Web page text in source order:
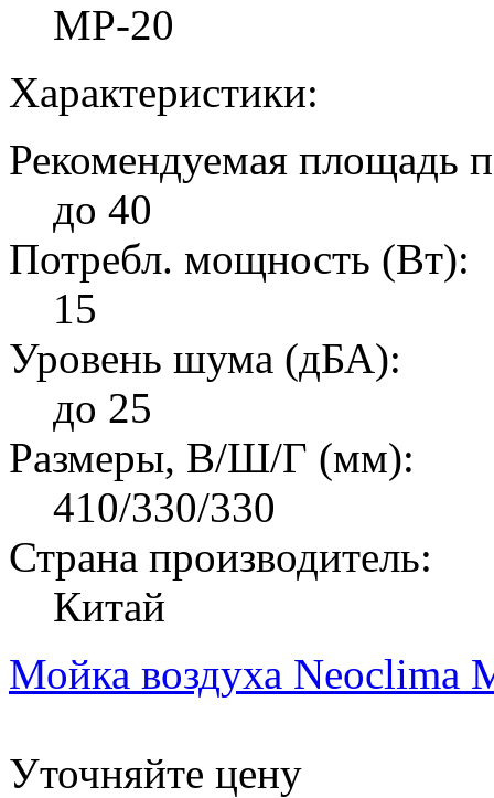
MP-20
Характеристики:
Рекомендуемая площадь
до 40
Потребл. мощность (Вт):
15
Уровень шума (дБА):
до 25
Размеры, В/Ш/Г (мм):
410/330/330
Страна производитель:
Китай
Мойка воздуха Neoclima
Уточняйте цену